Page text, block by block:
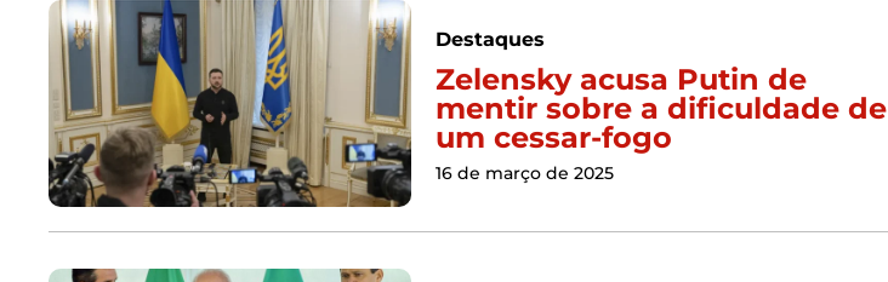
Destaques
Zelensky acusa Putin de
mentir sobre a dificuldade de
um cessar-fogo
16 de março de 2025